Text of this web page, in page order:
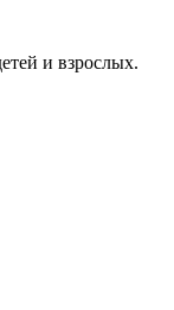
и взрослых.